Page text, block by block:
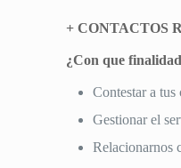
+ CONTACTOS
¿Con que
Contestar a
Gestionar el
Relacionarnos